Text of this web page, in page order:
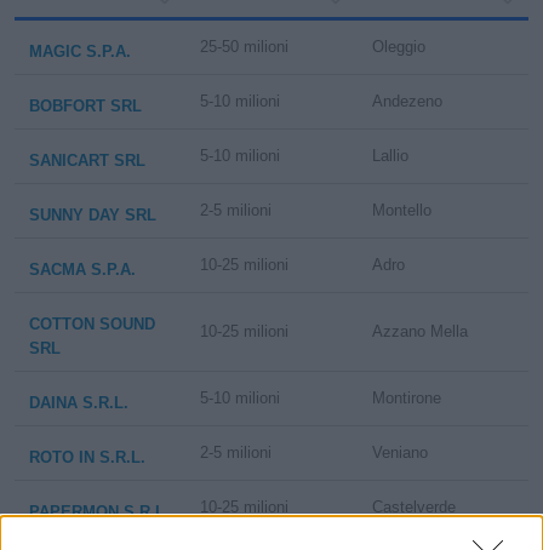
MAGIC S.P.A. 25-50 milioni Oleggio
BOBFORT SRL 5-10 milioni Andezeno
SANICART SRL 5-10 milioni Lallio
SUNNY DAY SRL 2-5 milioni Montello
SACMA S.P.A. 10-25 milioni Adro
COTTON SOUND
SRL
10-25 milioni Azzano Mella
DAINA S.R.L. 5-10 milioni Montirone
ROTO IN S.R.L. 2-5 milioni Veniano
PAPERMON S.R.L. 10-25 milioni Castelverde